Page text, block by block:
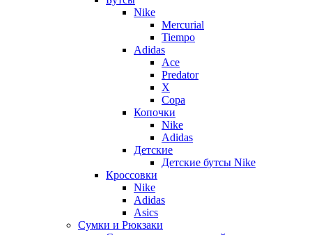
Nike
Mercurial
Tiempo
Adidas
Ace
Predator
X
Copa
Копочки
Nike
Adidas
Детские
Детские бутсы Nike
Кроссовки
Nike
Adidas
Asics
Сумки и Рюкзаки